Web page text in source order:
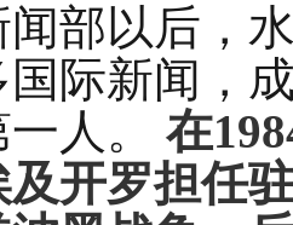
部以后，
际新闻，
人。
在
开罗担任